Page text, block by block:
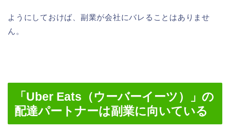
ようにしておけば、副業が会社にバレることはありませ
ん。
「Uber Eats（ウーバーイーツ）」の
配達パートナーは副業に向いている